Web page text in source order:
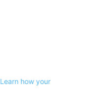
Learn how your